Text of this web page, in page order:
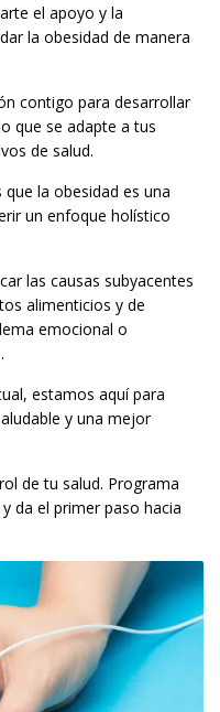
el apoyo y la
la obesidad de manera
contigo para desarrollar
que se adapte a tus
de salud.
la obesidad es una
un enfoque holístico
las causas subyacentes
alimenticios y de
emocional o
estamos aquí para
y una mejor
de tu salud. Programa
da el primer paso hacia